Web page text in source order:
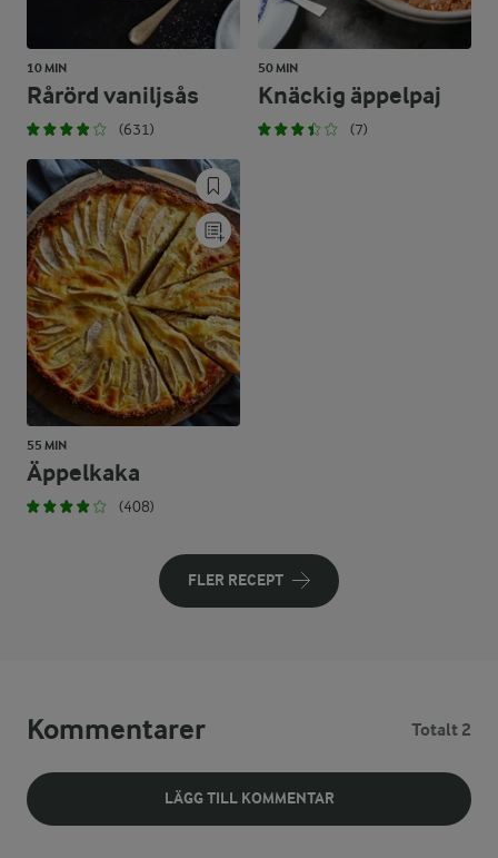
10 MIN
Rårörd vaniljsås
(631)
50 MIN
Knäckig äppelpaj
(7)
55 MIN
Äppelkaka
(408)
FLER RECEPT
Kommentarer Totalt 2
LÄGG TILL KOMMENTAR